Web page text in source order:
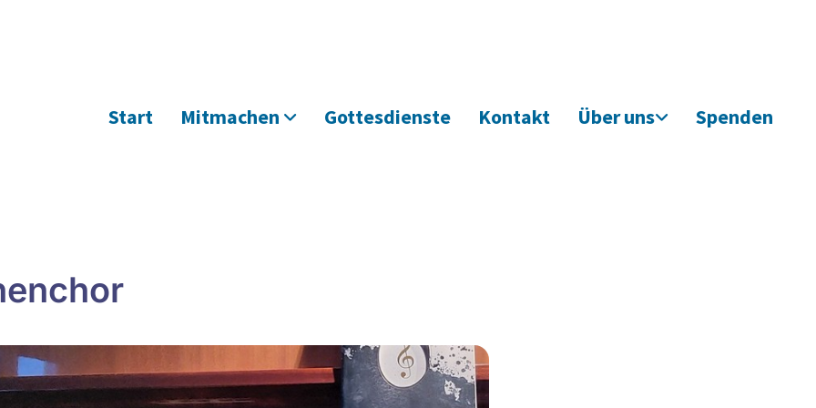
Start Mitmachen Gottesdienste Kontakt Über uns Spenden